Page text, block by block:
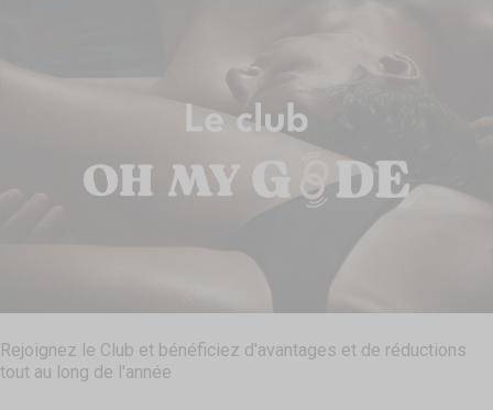
Rejoignez le Club et bénéficiez d'avantages et de réductions
tout au long de l'année